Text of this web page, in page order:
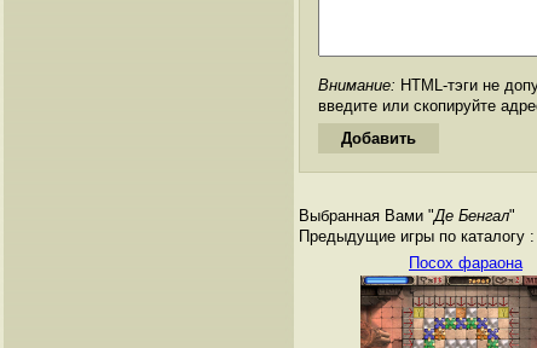
Внимание: HTML-тэги не
введите или скопируйте
Выбранная Вами "Де Бенгал"
Предыдущие игры по каталогу :
Посох фараона